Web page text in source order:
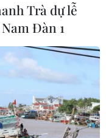
Trà dự lễ
Đàn 1